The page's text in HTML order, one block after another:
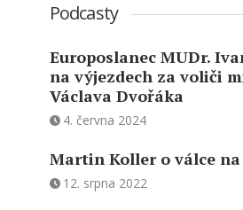
Podcasty
Europoslanec MUDr.
na výjezdech za voliči
Václava Dvořáka
4. června 2024
Martin Koller o válce
12. srpna 2022